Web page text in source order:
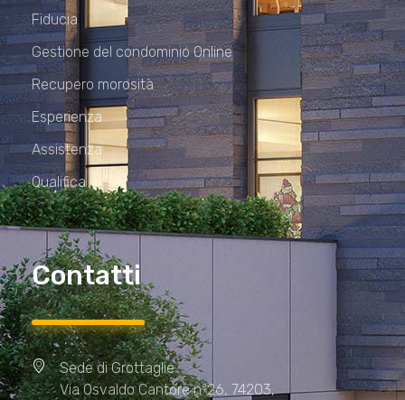
Fiducia
Gestione del condominio Online
Recupero morosità
Esperienza
Assistenza
Qualifica
Contatti
Sede di Grottaglie
Via Osvaldo Cantore n°26, 74203,